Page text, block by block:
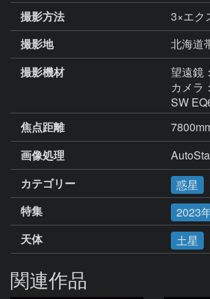
撮影方法
3×エク
撮影地
北海道
撮影機材
望遠鏡
カメラ
SW
焦点距離
画像処理
カテゴリー
惑星
特集
2023
天体
土星
関連作品